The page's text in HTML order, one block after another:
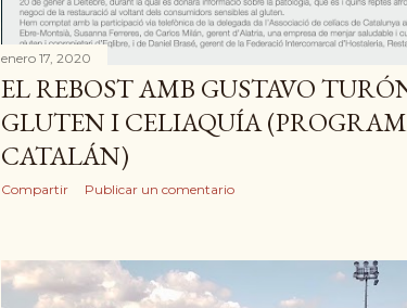
enero 17, 2020
EL REBOST AMB GUSTAVO
GLUTEN I CELIAQUÍA
CATALÁN)
Compartir Publicar un comentario